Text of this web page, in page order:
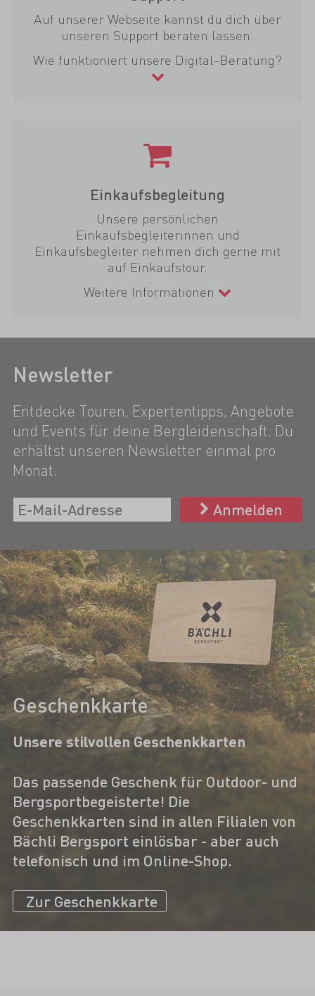
Auf unserer Webseite kannst du dich über
unseren Support beraten lassen.
Wie funktioniert unsere Digital-Beratung?
Einkaufsbegleitung
Unsere persönlichen
Einkaufsbegleiterinnen und
Einkaufsbegleiter nehmen dich gerne mit
auf Einkaufstour.
Weitere Informationen
Newsletter
Entdecke Touren, Expertentipps, Angebote
und Events für deine Bergleidenschaft. Du
erhältst unseren Newsletter einmal pro
Monat.
Anmelden
Geschenkkarte
Unsere stilvollen Geschenkkarten
Das passende Geschenk für Outdoor- und
Bergsportbegeisterte! Die
Geschenkkarten sind in allen Filialen von
Bächli Bergsport einlösbar - aber auch
telefonisch und im Online-Shop.
Zur Geschenkkarte